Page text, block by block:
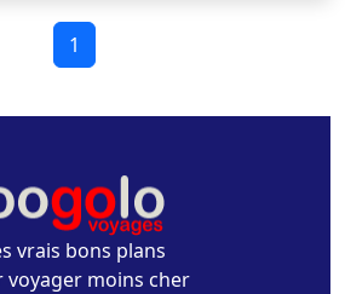
1
vrais bons plans
voyager moins cher